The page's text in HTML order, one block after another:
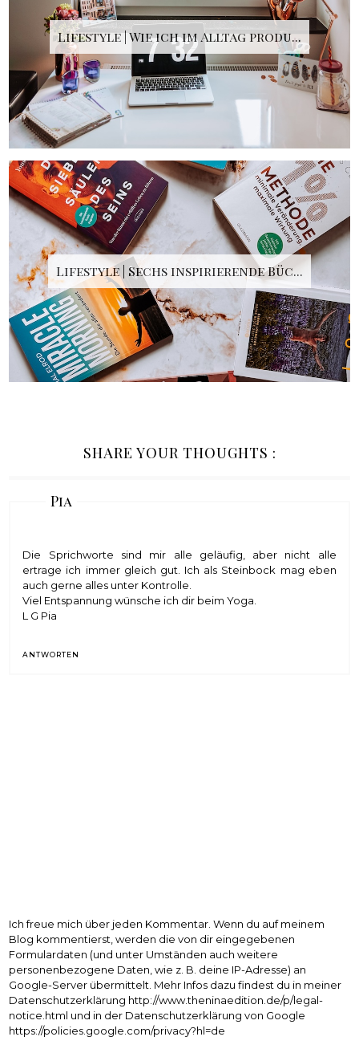
Lifestyle | Wie ich im Alltag produ...
Lifestyle | Sechs inspirierende Büc...
SHARE YOUR THOUGHTS :
Pia
Die Sprichworte sind mir alle geläufig, aber nicht alle
ertrage ich immer gleich gut. Ich als Steinbock mag eben
auch gerne alles unter Kontrolle.
Viel Entspannung wünsche ich dir beim Yoga.
L G Pia
ANTWORTEN
Ich freue mich über jeden Kommentar. Wenn du auf meinem
Blog kommentierst, werden die von dir eingegebenen
Formulardaten (und unter Umständen auch weitere
personenbezogene Daten, wie z. B. deine IP-Adresse) an
Google-Server übermittelt. Mehr Infos dazu findest du in meiner
Datenschutzerklärung http://www.theninaedition.de/p/legal-
notice.html und in der Datenschutzerklärung von Google
https://policies.google.com/privacy?hl=de